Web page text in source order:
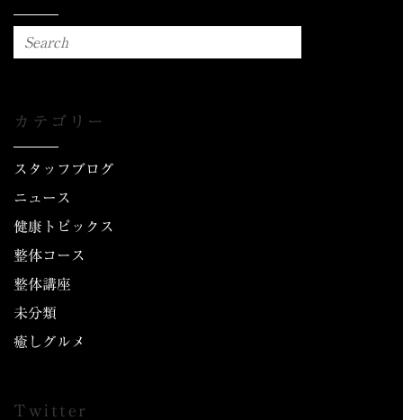
カテゴリー
スタッフブログ
ニュース
健康トピックス
整体コース
整体講座
未分類
癒しグルメ
Twitter